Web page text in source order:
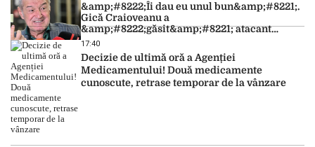
&amp;#8222;Îi dau eu unul bun&amp;#8221;.
Gică Craioveanu a
&amp;#8222;găsit&amp;#8221; atacant
pentru FCSB. Propunere directă pentru Gigi
Becali
17:40
Decizie de ultimă oră a Agenției
Medicamentului! Două medicamente
cunoscute, retrase temporar de la vânzare